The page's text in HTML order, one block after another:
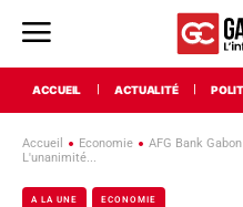
ACCUEIL ACTUALITÉ
Accueil Economie
AFG Bank
L'unanimité...
A LA UNE ECONOMIE